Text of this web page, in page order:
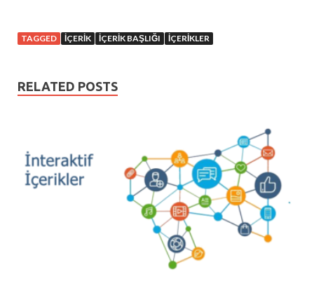
TAGGED IÇERIK IÇERIK BAŞLIĞI IÇERIKLER
RELATED POSTS